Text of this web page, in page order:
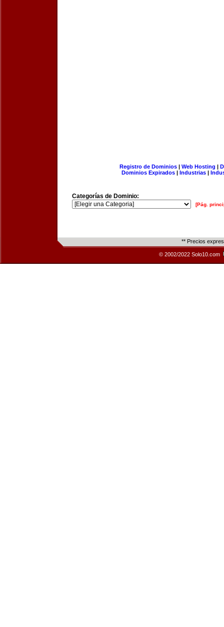
Registro de Dominios| Web Hosting |
Dominios Expirados | Industrias |
Categorías de Dominio:
[Pág.
** Precios
© 2002/2022 Solo10.com